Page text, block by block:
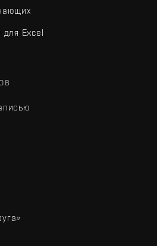
для Excel